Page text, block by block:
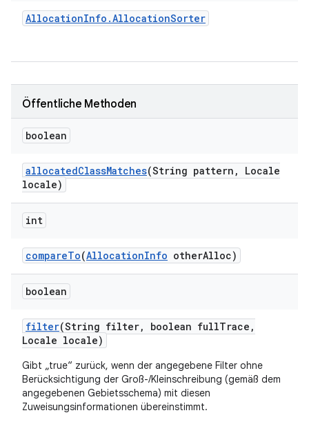
AllocationInfo .AllocationSorter
Öffentliche Methoden
boolean
allocatedClassMatches(String pattern ,
Locale
locale)
int
compareTo(AllocationInfo otherAlloc)
boolean
filter(String filter, boolean fullTrace ,
Locale locale)
Gibt „true“ zurück, wenn der angegebene Filter ohne
Berücksichtigung der Groß-/Kleinschreibung (gemäß dem
angegebenen Gebietsschema) mit diesen
Zuweisungsinformationen übereinstimmt.